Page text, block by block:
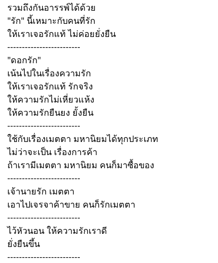
รวมถึงกันอารรพ์ได้ด้วย
"รัก" นี้เหมาะกับคนที่รัก
ให้เราเจอรักแท้ ไม่ค่อยยั่งยืน
-------------------------
"ดอกรัก"
เน้นไปในเรื่องความรัก
ให้เราเจอรักแท้ รักจริง
ให้ความรักไม่เหี่ยวแห้ง
ให้ความรักยืนยง ยั้งยืน
-------------------------
ใช้กับเรื่องเมตตา มหานิยมได้ทุกประเภท
ไม่ว่าจะเป็น เรื่องการค้า
ถ้าเรามีเมตตา มหานิยม คนก็มาซื้อของ
-------------------------
เจ้านายรัก เมตตา
เอาไปเจรจาค้าขาย คนก็รักเมตตา
-------------------------
ไว้หัวนอน ให้ความรักเราดี
ยั่งยืนขึ้น
-------------------------